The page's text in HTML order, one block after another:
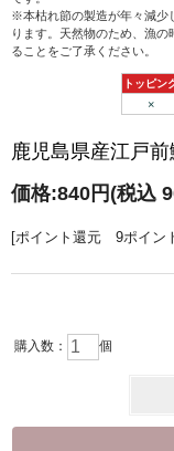
※本枯れ節の製造が年々減少
ります。天然物のため、漁
ることをご了承ください。
トッピン
×
鹿児島県産江戸
価格:840円 (税込
[ポイント還元 9ポイン
購入数： 個